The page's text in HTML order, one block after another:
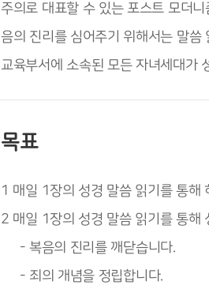
주의로 대표할 수 있는 포스트 모더
음의 진리를 심어주기 위해서는 말씀
교육부서에 소속된 모든 자녀세대가
목표
1 매일 1장의 성경 말씀 읽기를 통해
2 매일 1장의 성경 말씀 읽기를 통해
- 복음의 진리를 깨닫습니다.
- 죄의 개념을 정립합니다.